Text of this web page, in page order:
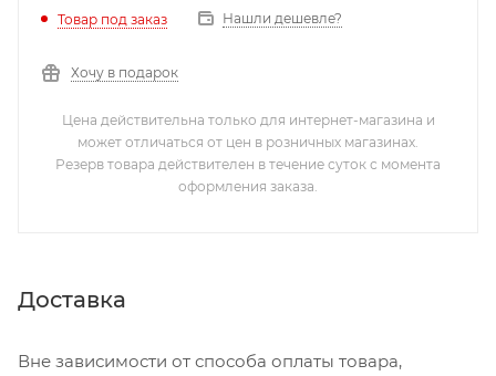
Товар под заказ
Нашли дешевле?
Хочу в подарок
Цена действительна только для интернет-магазина и
может отличаться от цен в розничных магазинах.
Резерв товара действителен в течение суток с момента
оформления заказа.
Доставка
Вне зависимости от способа оплаты товара,